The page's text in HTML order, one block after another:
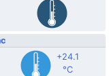
+24.1
°C